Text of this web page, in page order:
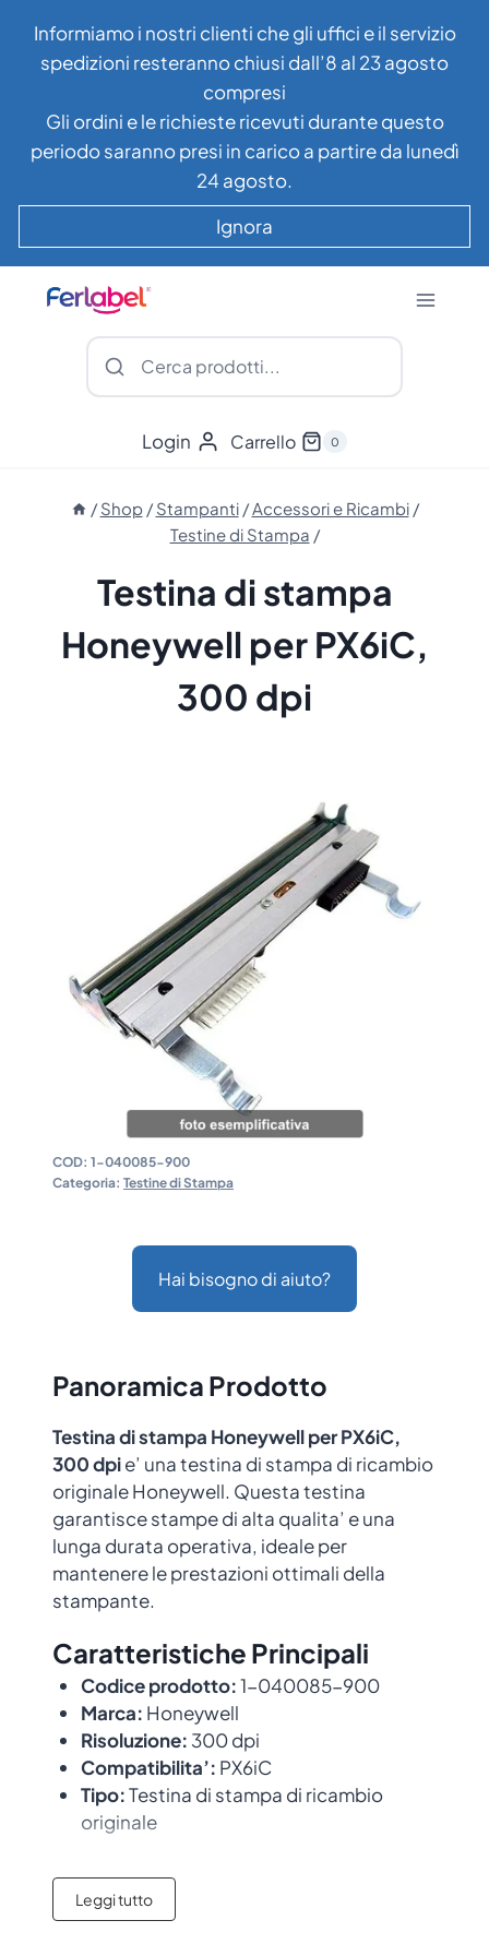
contenuto
Informiamo i nostri clienti che gli uffici e il servizio
spedizioni resteranno chiusi dall’8 al 23 agosto
compresi
Gli ordini e le richieste ricevuti durante questo
periodo saranno presi in carico a partire da lunedì
24 agosto.
Ignora
Login Carrello 0
/ Shop / Stampanti /Accessori e Ricambi /
Testine di Stampa /
Testina di stampa
Honeywell per PX6iC,
300 dpi
COD: 1-040085-900
Categoria: Testine di Stampa
Hai bisogno di aiuto?
Panoramica Prodotto
Testina di stampa Honeywell per PX6iC,
300 dpie’ una testina di stampa di ricambio
originale Honeywell. Questa testina
garantisce stampe di alta qualita’ e una
lunga durata operativa, ideale per
mantenere le prestazioni ottimali della
stampante.
Caratteristiche Principali
Codice prodotto:1-040085-900
Marca: Honeywell
Risoluzione: 300 dpi
Compatibilita’: PX6iC
Tipo:Testina di stampa di ricambio
originale
Compatibilita’
Leggi tutto